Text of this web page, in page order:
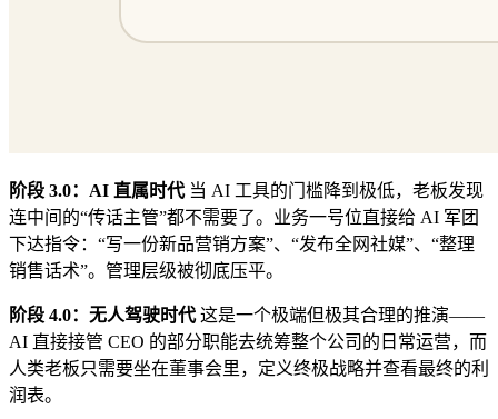
阶段 3.0：AI 直属时代当 AI 工具的门槛降到极低，老板发现
连中间的“传话主管”都不需要了。业务一号位直接给 AI 军团
下达指令：“写一份新品营销方案”、“发布全网社媒”、“整理
销售话术”。管理层级被彻底压平。
阶段 4.0：无人驾驶时代这是一个极端但极其合理的推演——
AI 直接接管 CEO 的部分职能去统筹整个公司的日常运营，而
人类老板只需要坐在董事会里，定义终极战略并查看最终的利
润表。